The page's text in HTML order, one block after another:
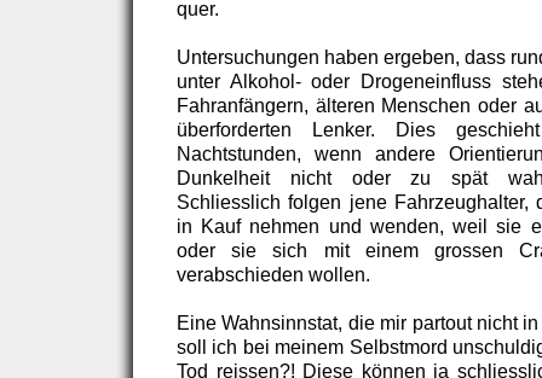
quer.
Untersuchungen haben ergeben, dass
unter Alkohol- oder Drogeneinfluss
Fahranfängern, älteren Menschen oder
überforderten Lenker. Dies
Nachtstunden, wenn andere
Dunkelheit nicht oder zu spät
Schliesslich folgen jene Fahrzeughalter,
in Kauf nehmen und wenden, weil sie
oder sie sich mit einem grossen
verabschieden wollen.
Eine Wahnsinnstat, die mir partout nicht
soll ich bei meinem Selbstmord
Tod reissen?! Diese können ja